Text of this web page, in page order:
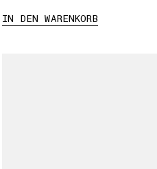
IN DEN WARENKORB